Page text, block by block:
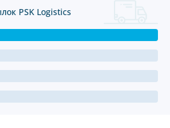
PSK Logistics